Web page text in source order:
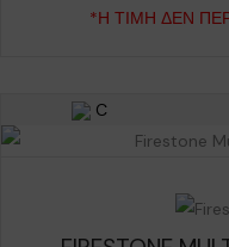
*Η ΤΙΜΉ ΔΕΝ
C